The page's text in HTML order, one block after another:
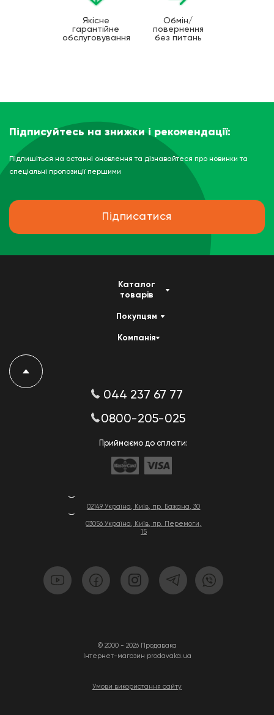
Якісне
гарантійне
обслуговування
Обмін/
повернення
без питань
Підписуйтесь на знижки і рекомендації:
Підпишіться на останні оновлення та дізнавайтеся про новинки та
спеціальні пропозиції першими
Підписатися
02149 Україна, Київ, пр. Бажана, 30
03056 Україна, Київ, пр. Перемоги,
15
© 2000 - 2026 Продавака
Інтернет-магазин prodavaka.ua
Умови використання сайту
Каталог
товарів
Покупцям
Компанія
044 237 67 77
0800-205-025
Приймаємо до сплати: